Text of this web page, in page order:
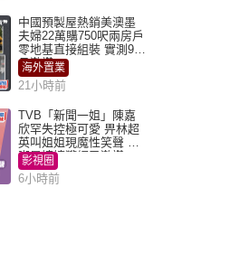
中國預製屋熱銷美澳墨
夫婦22萬購750呎兩房戶
零地基直接組裝 實測9個
月激讚
海外置業
21小時前
TVB「新聞一姐」陳嘉
欣罕失控極可愛 畀林超
英叫姐姐現魔性笑聲 自
嘲是姨姨獲網民激讚
影視圈
6小時前